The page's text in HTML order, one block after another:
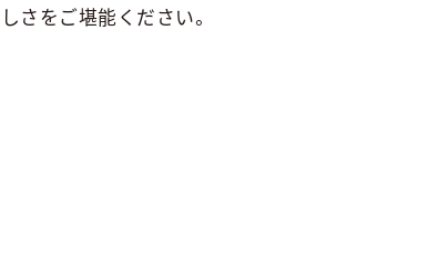
さをご堪能ください。